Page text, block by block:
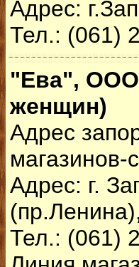
Адрес:
Тел.: (061)
"Ева", ООО
женщин)
Адрес
магазинов-
Адрес: г.
Тел.: (061)